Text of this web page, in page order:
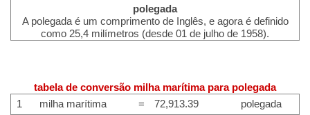
polegada
A polegada é um comprimento de Inglês, e agora é definido
como 25,4 milímetros (desde 01 de julho de 1958).
tabela de conversão milha marítima para polegada
1
milha marítima = 72,913.39
polegada